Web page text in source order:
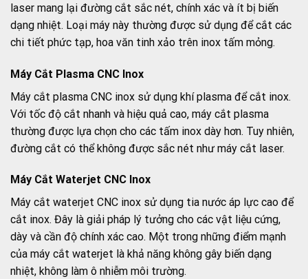
laser mang lại đường cắt sắc nét, chính xác và ít bị biến
dạng nhiệt. Loại máy này thường được sử dụng để cắt các
chi tiết phức tạp, hoa văn tinh xảo trên inox tấm mỏng.
Máy Cắt Plasma CNC Inox
Máy cắt plasma CNC inox sử dụng khí plasma để cắt inox.
Với tốc độ cắt nhanh và hiệu quả cao, máy cắt plasma
thường được lựa chọn cho các tấm inox dày hơn. Tuy nhiên,
đường cắt có thể không được sắc nét như máy cắt laser.
Máy Cắt Waterjet CNC Inox
Máy cắt waterjet CNC inox sử dụng tia nước áp lực cao để
cắt inox. Đây là giải pháp lý tưởng cho các vật liệu cứng,
dày và cần độ chính xác cao. Một trong những điểm mạnh
của máy cắt waterjet là khả năng không gây biến dạng
nhiệt, không làm ô nhiễm môi trường.